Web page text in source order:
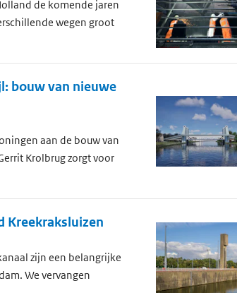
de komende jaren
wegen groot
bouw van nieuwe
aan de bouw van
Krolbrug zorgt voor
Kreekraksluizen
zijn een belangrijke
We vervangen